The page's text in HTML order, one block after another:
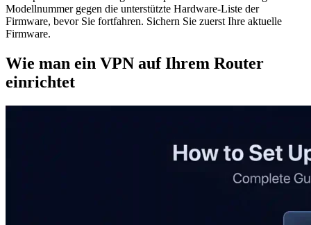
Modellnummer gegen die unterstützte Hardware-Liste der
Firmware, bevor Sie fortfahren. Sichern Sie zuerst Ihre aktuelle
Firmware.
Wie man ein VPN auf Ihrem Router
einrichtet